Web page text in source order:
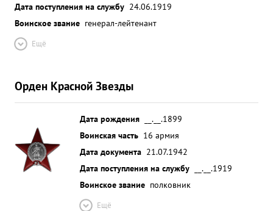
Дата поступления на службу 24.06.1919
Воинское звание генерал-лейтенант
Ещё
Орден Красной Звезды
Дата рождения
__.__.1899
Воинская часть 16 армия
Дата документа 21.07.1942
Дата поступления на службу
__.__.1919
Воинское звание полковник
Ещё